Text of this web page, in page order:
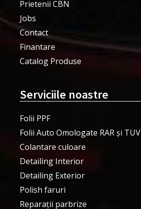
Prietenii CBN
Jobs
Contact
Finantare
Catalog Produse
Serviciile noastre
Folii PPF
Folii Auto Omologate RAR și TUV
Colantare culoare
Detailing Interior
Detailing Exterior
Polish faruri
Reparații parbrize